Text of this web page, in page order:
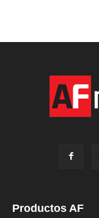
Productos AF